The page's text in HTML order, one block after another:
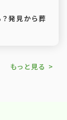
発見から葬
もっと見る >